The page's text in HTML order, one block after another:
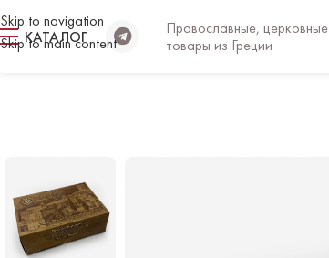
Skip to navigation
Skip to main content
КАТАЛОГ
Православные, церковные
товары из Греции